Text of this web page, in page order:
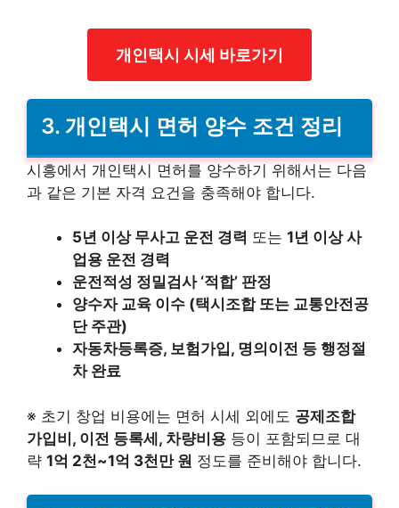
개인택시 시세 바로가기
3. 개인택시 면허 양수 조건 정리
시흥에서 개인택시 면허를 양수하기 위해서는 다음
과 같은 기본 자격 요건을 충족해야 합니다.
5년 이상 무사고 운전 경력 또는 1년 이상 사
업용 운전 경력
운전적성 정밀검사 ‘적합’ 판정
양수자 교육 이수 (택시조합 또는 교통안전공
단 주관)
자동차등록증, 보험가입, 명의이전 등 행정절
차 완료
※ 초기 창업 비용에는 면허 시세 외에도 공제조합
가입비, 이전 등록세, 차량비용 등이 포함되므로 대
략 1억 2천~1억 3천만 원 정도를 준비해야 합니다.